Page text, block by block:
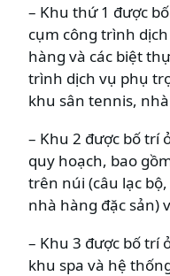
– Khu thứ 1 được
cụm công trình
hàng và các biệt
trình dịch vụ phụ
khu sân tennis,
– Khu 2 được bố trí
quy hoạch, bao
trên núi (câu lạc
nhà hàng đặc sản)
– Khu 3 được bố trí
khu spa và hệ